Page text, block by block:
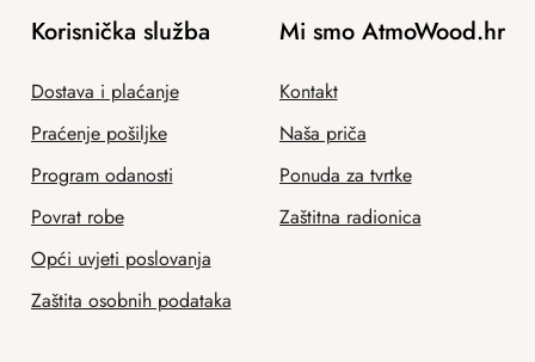
Korisnička služba
Dostava i plaćanje
Praćenje pošiljke
Program odanosti
Povrat robe
Opći uvjeti poslovanja
Zaštita osobnih podataka
Mi smo AtmoWood.hr
Kontakt
Naša priča
Ponuda za tvrtke
Zaštitna radionica